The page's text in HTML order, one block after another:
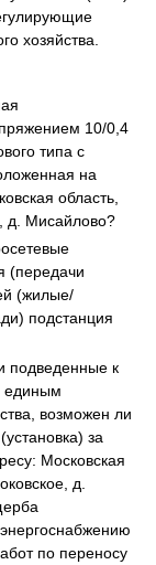
хозяйства.
10/0,4
типа с
на
область,
д. Мисайлово?
(передачи
(жилые/
подстанция
подведенные к
единым
возможен ли
за
Московская
д.
по переносу